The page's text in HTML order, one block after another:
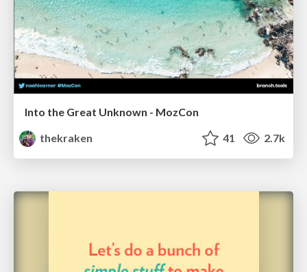
Into the Great Unknown - MozCon
thekraken
41 2.7k